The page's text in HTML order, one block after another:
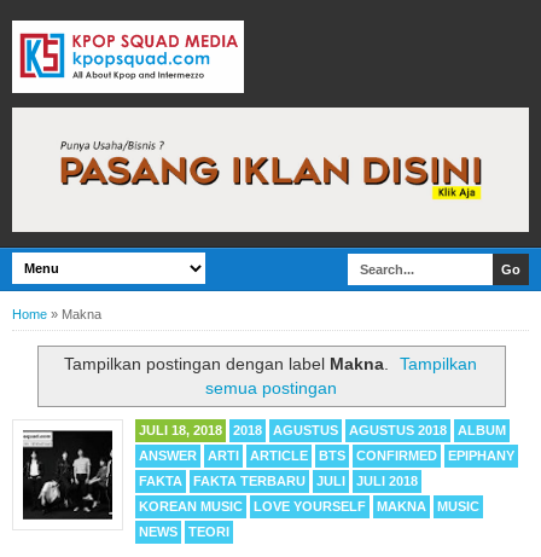
Home » Makna
Tampilkan postingan dengan label Makna.
Tampilkan
semua postingan
JULI 18, 2018 2018 AGUSTUS AGUSTUS 2018
ALBUM
ANSWER
ARTI ARTICLE BTS CONFIRMED
EPIPHANY
FAKTA
FAKTA TERBARU JULI
JULI 2018
KOREAN MUSIC
LOVE YOURSELF MAKNA
MUSIC
NEWS
TEORI